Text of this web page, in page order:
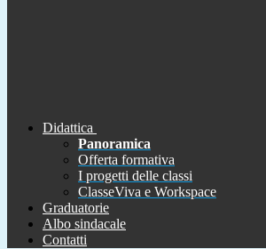
Didattica
Panoramica
Offerta formativa
I progetti delle classi
ClasseViva e Workspace
Graduatorie
Albo sindacale
Contatti